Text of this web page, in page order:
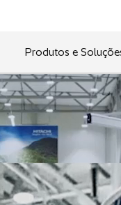
Produtos e